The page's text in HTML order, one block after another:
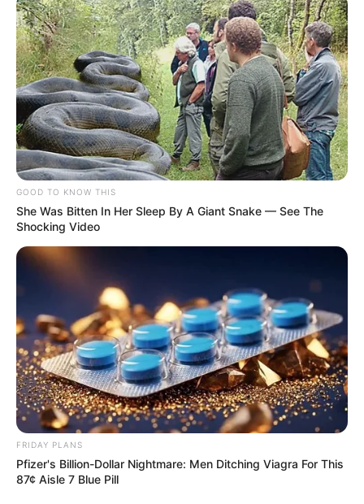
GOOD TO KNOW THIS
She Was Bitten In Her Sleep By A Giant Snake — See The
Shocking Video
FRIDAY PLANS
Pfizer's Billion-Dollar Nightmare: Men Ditching Viagra For This
87¢ Aisle 7 Blue Pill